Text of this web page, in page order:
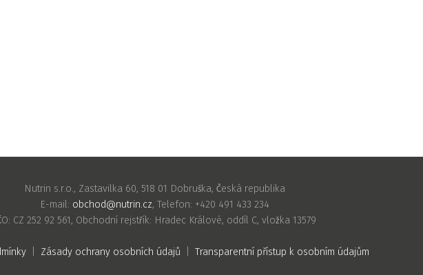
Nutrin s.r.o., Zastavilka 60, 518 01 Dobruška, Česká republika
E-mail: obchod@nutrin.cz, Telefon: +420 491 433 234
CZ 252 92 561, Obchodní rejstřík: Hradec Králové, oddíl C, vložka 13579
Zásady ochrany osobních údajů Transparentní přístup k osobním údajům